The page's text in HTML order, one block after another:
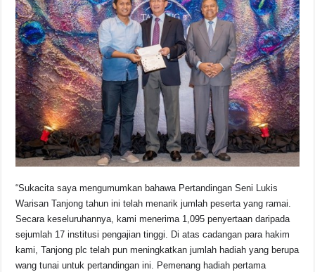
“Sukacita saya mengumumkan bahawa Pertandingan Seni Lukis
Warisan Tanjong tahun ini telah menarik jumlah peserta yang ramai.
Secara keseluruhannya, kami menerima 1,095 penyertaan daripada
sejumlah 17 institusi pengajian tinggi. Di atas cadangan para hakim
kami, Tanjong plc telah pun meningkatkan jumlah hadiah yang berupa
wang tunai untuk pertandingan ini. Pemenang hadiah pertama